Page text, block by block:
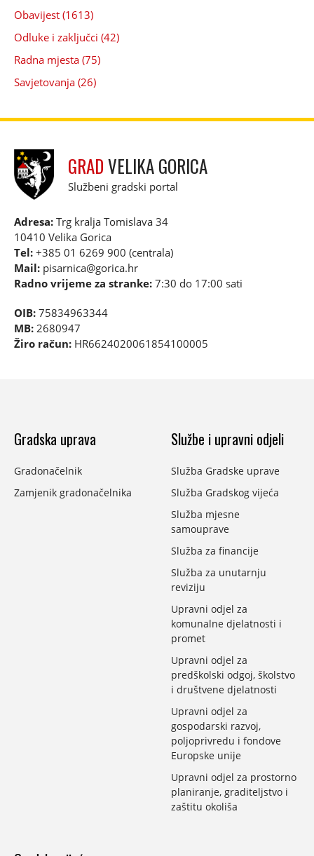
Obavijest (1613)
Odluke i zaključci (42)
Radna mjesta (75)
Savjetovanja (26)
GRADVELIKA GORICA
Službeni gradski portal
Adresa: Trg kralja Tomislava 34
10410 Velika Gorica
Tel: +385 01 6269 900 (centrala)
Mail: pisarnica@gorica.hr
Radno vrijeme za stranke: 7:30 do 17:00 sati
OIB: 75834963344
MB: 2680947
Žiro račun: HR6624020061854100005
Gradska uprava
Gradonačelnik
Zamjenik gradonačelnika
Službe i upravni odjeli
Služba Gradske uprave
Služba Gradskog vijeća
Služba mjesne
samouprave
Služba za financije
Služba za unutarnju
reviziju
Upravni odjel za
komunalne djelatnosti i
promet
Upravni odjel za
predškolski odgoj, školstvo
i društvene djelatnosti
Upravni odjel za
gospodarski razvoj,
poljoprivredu i fondove
Europske unije
Upravni odjel za prostorno
planiranje, graditeljstvo i
zaštitu okoliša